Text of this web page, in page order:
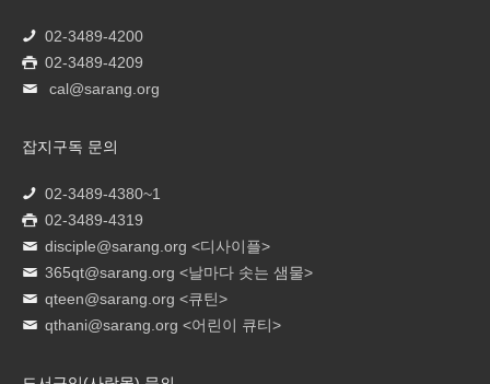
02-3489-4200
02-3489-4209
cal@sarang.org
잡지구독 문의
02-3489-4380~1
02-3489-4319
disciple@sarang.org <디사이플>
365qt@sarang.org <날마다 솟는 샘물>
qteen@sarang.org <큐틴>
qthani@sarang.org <어린이 큐티>